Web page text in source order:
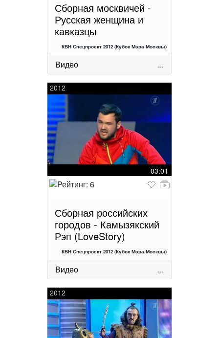
Сборная москвичей -
Русская женщина и
кавказцы
КВН Спецпроект 2012 (Кубок Мэра Москвы)
Видео ...
2012
03:01
Сборная российских
городов - Камызякский
Рэп (LoveStory)
КВН Спецпроект 2012 (Кубок Мэра Москвы)
Видео ...
2012